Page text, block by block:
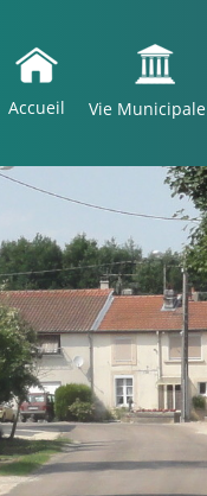
Accueil Vie Municipale